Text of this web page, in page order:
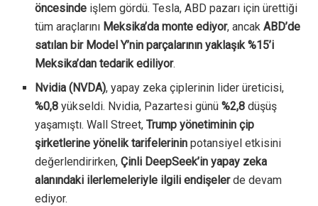
öncesinde işlem gördü. Tesla, ABD pazarı için ürettiği
tüm araçlarını Meksika’da monte ediyor, ancakABD’de
satılan bir Model Y’nin parçalarının yaklaşık %15’i
Meksika’dan tedarik ediliyor.
Nvidia (NVDA), yapay zeka çiplerinin lider üreticisi,
%0,8 yükseldi. Nvidia, Pazartesi günü%2,8 düşüş
yaşamıştı. Wall Street,Trump yönetiminin çip
şirketlerine yönelik tarifelerinin potansiyel etkisini
değerlendirirken,Çinli DeepSeek’in yapay zeka
alanındaki ilerlemeleriyle ilgili endişelerde devam
ediyor.